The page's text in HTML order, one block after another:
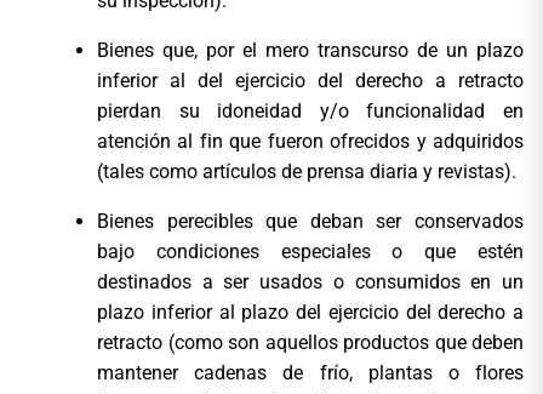
Bienes que, por el mero transcurso de un plazo
inferior al del ejercicio del derecho a retracto
pierdan su idoneidad y/o funcionalidad en
atención al fin que fueron ofrecidos y adquiridos
(tales como artículos de prensa diaria y revistas).
Bienes perecibles que deban ser conservados
bajo condiciones especiales o que estén
destinados a ser usados o consumidos en un
plazo inferior al plazo del ejercicio del derecho a
retracto (como son aquellos productos que deben
mantener cadenas de frío, plantas o flores